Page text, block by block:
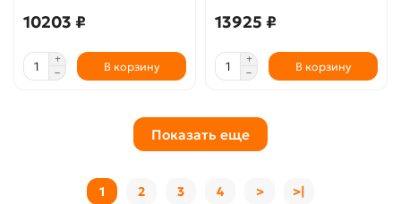
10203 ₽
В корзину
13925 ₽
В корзину
Показать еще
1 2 3 4 > >|